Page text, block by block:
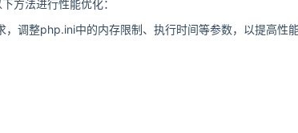
方法进行性能优化：
，调整php.ini中的内存限制、执行时间等参数，以提高性能